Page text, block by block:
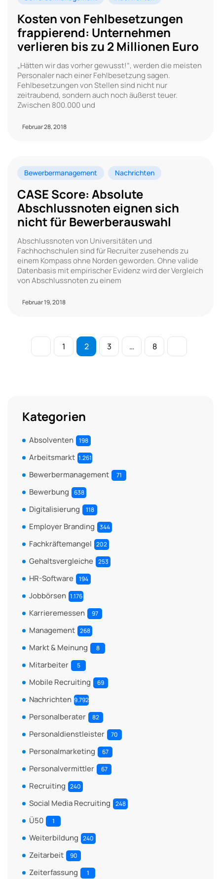
Kosten von Fehlbesetzungen
frappierend: Unternehmen
verlieren bis zu 2 Millionen Euro
„Hätten wir das vorher gewusst!“, werden die meisten
Personaler nach einer Fehlbesetzung sagen.
Fehlbesetzungen von Stellen sind nicht nur
zeitraubend, sondern auch noch äußerst teuer.
Zwischen 800.000 und
Februar 28, 2018
Bewerbermanagement Nachrichten
CASE Score: Absolute
Abschlussnoten eignen sich
nicht für Bewerberauswahl
Abschlussnoten von Universitäten und
Fachhochschulen sind für Recruiter zusehends zu
einem Kompass ohne Norden geworden. Ohne valide
Datenbasis mit empirischer Evidenz wird der Vergleich
von Abschlussnoten zu einem
Februar 19, 2018
1 2 3 … 8
Kategorien
Absolventen 198
Arbeitsmarkt 1.261
Bewerbermanagement 71
Bewerbung 638
Digitalisierung 118
Employer Branding 344
Fachkräftemangel 202
Gehaltsvergleiche 253
HR-Software 194
Jobbörsen 1.176
Karrieremessen 97
Management 268
Markt & Meinung 8
Mitarbeiter 5
Mobile Recruiting 69
Nachrichten 9.792
Personalberater 82
Personaldienstleister 70
Personalmarketing 67
Personalvermittler 67
Recruiting 240
Social Media Recruiting 248
Ü50 1
Weiterbildung 240
Zeitarbeit 90
Zeiterfassung 1